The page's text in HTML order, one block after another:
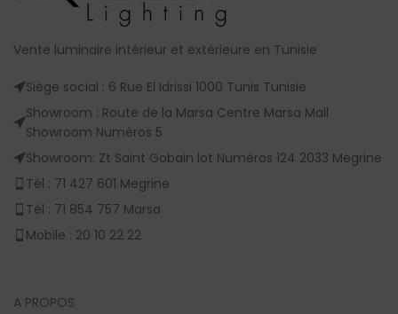
Vente luminaire intérieur et extérieure en Tunisie
Siège social : 6 Rue El Idrissi 1000 Tunis Tunisie
Showroom : Route de la Marsa Centre Marsa Mall
Showroom Numèros 5
Showroom: Zt Saint Gobain lot Numèros 124 2033 Megrine
Tél : 71 427 601 Megrine
Tél : 71 854 757 Marsa
Mobile : 20 10 22 22
A PROPOS